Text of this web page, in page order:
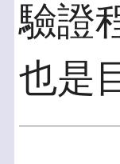
驗證
也是